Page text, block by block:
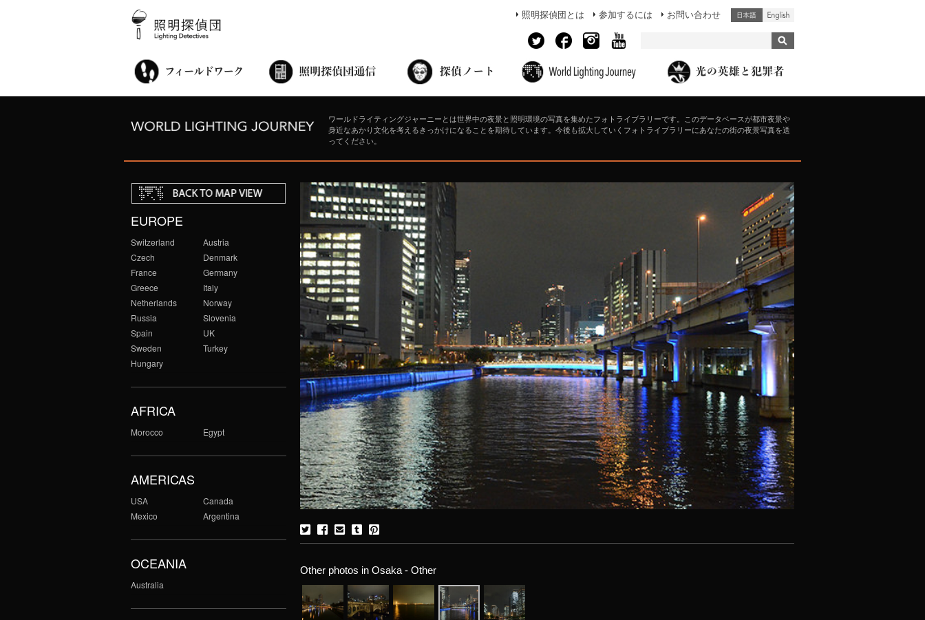
照明探偵団とは 参加するには お問い合わせ
ワールドライティングジャーニーとは世界中の夜景と照明環境の写真を集めたフォトライブラリーです。このデータベースが都市夜景や
身近なあかり文化を考えるきっかけになることを期待しています。今後も拡大していくフォトライブラリーにあなたの街の夜景写真を送
ってください。
EUROPE
Switzerland
Austria
Czech
Denmark
France
Germany
Greece
Italy
Netherlands
Norway
Russia
Slovenia
Spain
UK
Sweden
Turkey
Hungary
AFRICA
Morocco Egypt
AMERICAS
USA
Canada
Mexico
Argentina
OCEANIA
Australia
Other photos in Osaka - Other